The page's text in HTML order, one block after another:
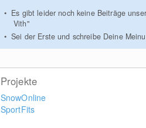
Es gibt leider noch keine Beiträge
Vith"
Sei der Erste und schreibe Deine
Projekte
SnowOnline
SportFits